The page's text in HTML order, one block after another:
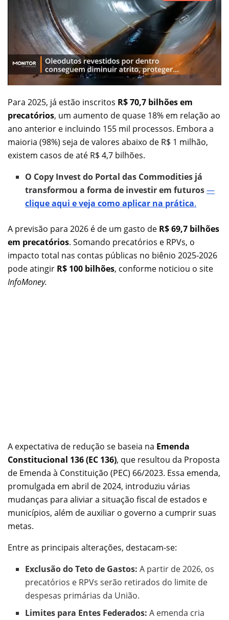
Para 2025, já estão inscritos R$ 70,7 bilhões em
precatórios, um aumento de quase 18% em relação ao
ano anterior e incluindo 155 mil processos. Embora a
maioria (98%) seja de valores abaixo de R$ 1 milhão,
existem casos de até R$ 4,7 bilhões.
O Copy Invest do Portal das Commodities já
transformou a forma de investir em futuros—
clique aqui e veja como aplicar na prática.
A previsão para 2026 é de um gasto de R$ 69,7 bilhões
em precatórios. Somando precatórios e RPVs, o
impacto total nas contas públicas no biênio 2025-2026
pode atingir R$ 100 bilhões, conforme noticiou o site
InfoMoney.
A expectativa de redução se baseia na Emenda
Constitucional 136 (EC 136), que resultou da Proposta
de Emenda à Constituição (PEC) 66/2023. Essa emenda,
promulgada em abril de 2024, introduziu várias
mudanças para aliviar a situação fiscal de estados e
municípios, além de auxiliar o governo a cumprir suas
metas.
Entre as principais alterações, destacam-se:
Exclusão do Teto de Gastos: A partir de 2026, os
precatórios e RPVs serão retirados do limite de
despesas primárias da União.
Limites para Entes Federados: A emenda cria